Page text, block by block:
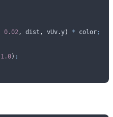
0.02, dist , vUv.y) * color;
1.0) ;